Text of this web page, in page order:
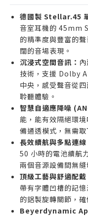
能主動降噪功能
喜愛觀看電影或
沉浸感的多媒體
重視產品工藝與
消費者。
誰不適合購買
預算有限，僅需
主要用於專業錄
機的音訊工程師。
偏好極致輕巧或
求的使用者。
德國製 Stellar.45
音室耳機的 45mm
的精準度與豐富的
闊的音場表現。
沉浸式空間音訊：
技術，支援 Dolby
中央，感受聲音從
聆聽體驗。
智慧自適應降噪
能，能有效隔絕環
備通透模式，無需
長效續航與多點連線
50 小時的電池續航
兩個音源設備間無縫
頂級工藝與舒適配戴
帶有字體凹槽的記
的鋁製旋轉關節，
Beyerdynamic